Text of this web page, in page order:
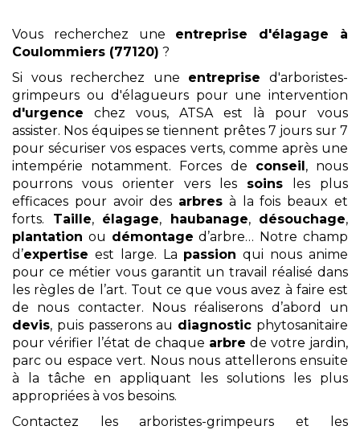
Vous recherchez une entreprise d'élagage
à
Coulommiers (77120) ?
Si vous recherchez une entreprise d'arboristes-
grimpeurs ou d'élagueurs pour une intervention
d'urgence chez vous, ATSA est là pour vous
assister. Nos équipes se tiennent prêtes 7 jours sur 7
pour sécuriser vos espaces verts, comme après une
intempérie notamment. Forces de conseil, nous
pourrons vous orienter vers les soins les plus
efficaces pour avoir des arbres à la fois beaux et
forts. Taille, élagage, haubanage, désouchage,
plantation ou démontage d’arbre… Notre champ
d’expertise est large. La passion qui nous anime
pour ce métier vous garantit un travail réalisé dans
les règles de l’art. Tout ce que vous avez à faire est
de nous contacter. Nous réaliserons d’abord un
devis, puis passerons au diagnostic phytosanitaire
pour vérifier l’état de chaque arbre de votre jardin,
parc ou espace vert. Nous nous attellerons ensuite
à la tâche en appliquant les solutions les plus
appropriées à vos besoins.
Contactez les arboristes-grimpeurs et les